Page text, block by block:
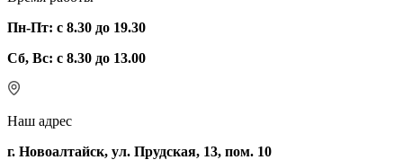
Пн-Пт: с 8.30 до 19.30
Сб, Вс: с 8.30 до 13.00
Наш адрес
г. Новоалтайск, ул. Прудская, 13, пом. 10